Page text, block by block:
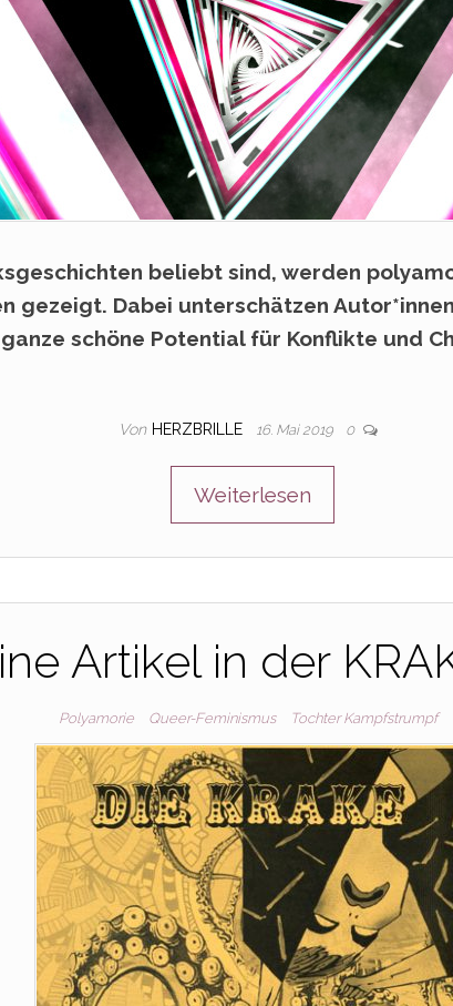
beliebt sind, werden
gezeigt. Dabei unterschätzen
schöne Potential für Konflikte und
Von HERZBRILLE 16. Mai 2019 0
Weiterlesen
Artikel in der
Polyamorie Queer-Feminismus Tochter Kampfstrumpf